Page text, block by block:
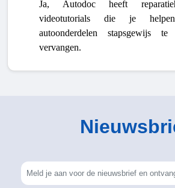
Ja, Autodoc heeft
videotutorials die je
autoonderdelen stapsgewijs
vervangen.